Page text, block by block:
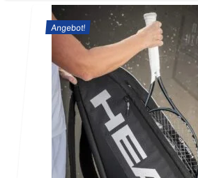
55,00 €
Preis
ist:
38,50 €.
Angebot!